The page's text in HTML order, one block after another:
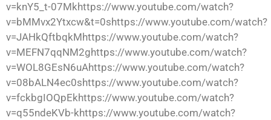
v=knY5_t-07Mkhttps://www.youtube.com/watch?
v=bMMvx2Ytxcw&t=0shttps://www.youtube.com/watch?
v=JAHkQftbqkMhttps://www.youtube.com/watch?
v=MEFN7qqNM2ghttps://www.youtube.com/watch?
v=WOL8GEsN6uAhttps://www.youtube.com/watch?
v=08bALN4ec0shttps://www.youtube.com/watch?
v=fckbgIOQpEkhttps://www.youtube.com/watch?
v=q55ndeKVb-khttps://www.youtube.com/watch?